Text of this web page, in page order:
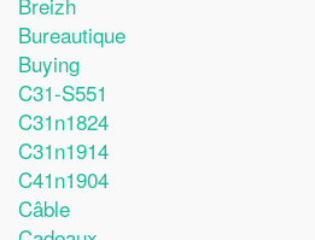
Bureautique
Buying
C31-S551
C31n1824
C31n1914
C41n1904
Câble